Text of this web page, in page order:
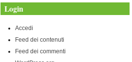
Login
Accedi
Feed dei contenuti
Feed dei commenti